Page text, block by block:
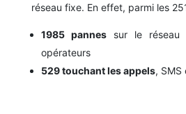
réseau fixe. En effet, parmi les
1985 pannessur le réseau
opérateurs
529 touchant les appels, SMS